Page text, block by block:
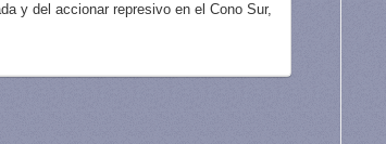
y del accionar represivo en el Cono Sur,